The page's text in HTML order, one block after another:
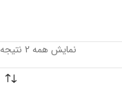
نمایش همه 2 نتیجه